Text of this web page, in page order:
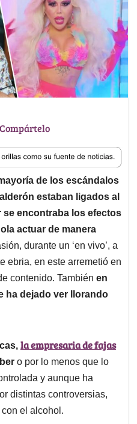
Compártelo
de los escándalos
estaban ligados al
encontraba los efectos
actuar de manera
durante un ‘en vivo’, a
ebria, en este arremetió en
contenido. También en
ha dejado ver llorando
la empresaria de fajas
o por lo menos que lo
y aunque ha
distintas controversias,
el alcohol.